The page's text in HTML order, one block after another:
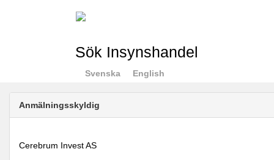
Sök Insynshandel
Svenska English
Anmälningsskyldig
Cerebrum Invest AS